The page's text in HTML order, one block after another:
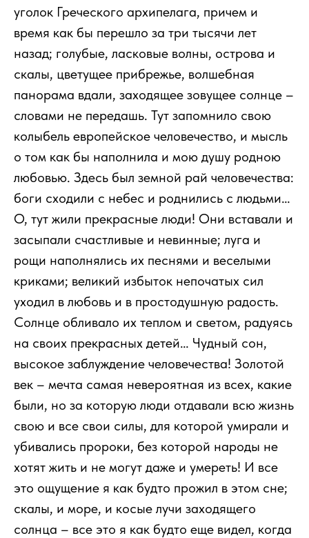
уголок Греческого архипелага, причем и
время как бы перешло за три тысячи лет
назад; голубые, ласковые волны, острова и
скалы, цветущее прибрежье, волшебная
панорама вдали, заходящее зовущее солнце –
словами не передашь. Тут запомнило свою
колыбель европейское человечество, и мысль
о том как бы наполнила и мою душу родною
любовью. Здесь был земной рай человечества:
боги сходили с небес и роднились с людьми…
О, тут жили прекрасные люди! Они вставали и
засыпали счастливые и невинные; луга и
рощи наполнялись их песнями и веселыми
криками; великий избыток непочатых сил
уходил в любовь и в простодушную радость.
Солнце обливало их теплом и светом, радуясь
на своих прекрасных детей… Чудный сон,
высокое заблуждение человечества! Золотой
век – мечта самая невероятная из всех, какие
были, но за которую люди отдавали всю жизнь
свою и все свои силы, для которой умирали и
убивались пророки, без которой народы не
хотят жить и не могут даже и умереть! И все
это ощущение я как будто прожил в этом сне;
скалы, и море, и косые лучи заходящего
солнца – все это я как будто еще видел, когда